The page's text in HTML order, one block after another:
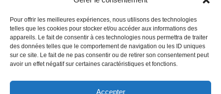
Pour offrir les meilleures expériences, nous utilisons des technologies
telles que les cookies pour stocker et/ou accéder aux informations des
appareils. Le fait de consentir à ces technologies nous permettra de traiter
des données telles que le comportement de navigation ou les ID uniques
sur ce site. Le fait de ne pas consentir ou de retirer son consentement peut
avoir un effet négatif sur certaines caractéristiques et fonctions.
Accepter
Charte pour la protection des données personnelles
© ALL RIGHTS RESERVED. URBAN COMICS POUR LES